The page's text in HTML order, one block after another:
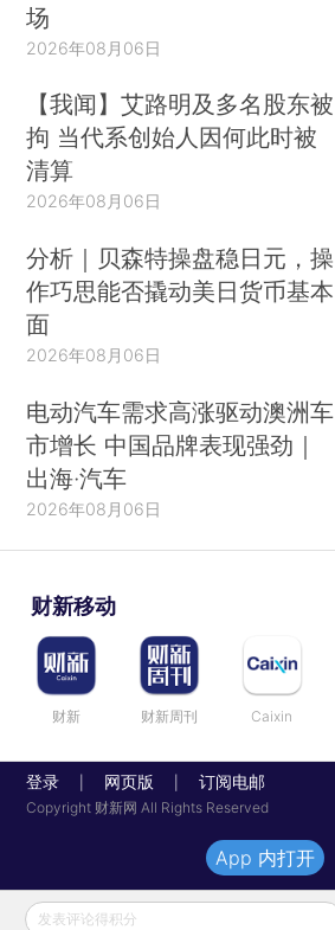
场
2026年08月06日
【我闻】艾路明及多名股东被
拘 当代系创始人因何此时被
清算
2026年08月06日
分析｜贝森特操盘稳日元，操
作巧思能否撬动美日货币基本
面
2026年08月06日
电动汽车需求高涨驱动澳洲车
市增长 中国品牌表现强劲｜
出海·汽车
2026年08月06日
财新移动
财新 财新周刊 Caixin
登录 网页版 订阅电邮
Copyright 财新网 All Rights Reserved
发表评论得积分
App 内打开